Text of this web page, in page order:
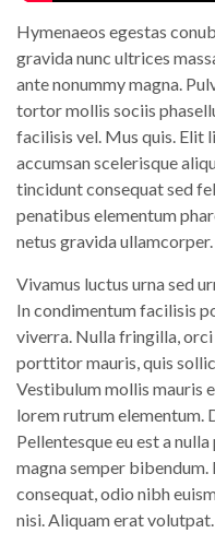
Hymenaeos egestas
gravida nunc ultrices
ante nonummy magna.
tortor mollis sociis
facilisis vel. Mus quis. Elit
accumsan scelerisque
tincidunt consequat sed
penatibus elementum
netus gravida ullamcorper.
Vivamus luctus urna sed
In condimentum facilisis
viverra. Nulla fringilla, orci
porttitor mauris, quis
Vestibulum mollis mauris
lorem rutrum elementum.
Pellentesque eu est a
magna semper bibendum.
consequat, odio nibh
nisi. Aliquam erat